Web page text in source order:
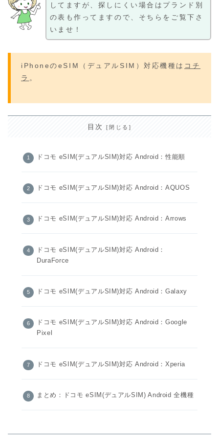
してますが、探しにくい場合はプランド別
の表も作ってますので、そちらをご覧下さ
いませ！
iPhoneのeSIM（デュアルSIM）対応機種は コチ
ラ 。
目次
ドコモ eSIM(デュアルSIM)対応 Android：性能順
ドコモ eSIM(デュアルSIM)対応 Android：AQUOS
ドコモ eSIM(デュアルSIM)対応 Android：Arrows
ドコモ eSIM(デュアルSIM)対応 Android：
DuraForce
ドコモ eSIM(デュアルSIM)対応 Android：Galaxy
ドコモ eSIM(デュアルSIM)対応 Android：Google
Pixel
ドコモ eSIM(デュアルSIM)対応 Android：Xperia
まとめ：ドコモ eSIM(デュアルSIM) Android 全機種